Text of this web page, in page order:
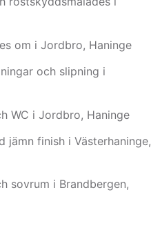
om i Jordbro, Haninge
och slipning i
WC i Jordbro, Haninge
jämn finish i Västerhaninge,
sovrum i Brandbergen,